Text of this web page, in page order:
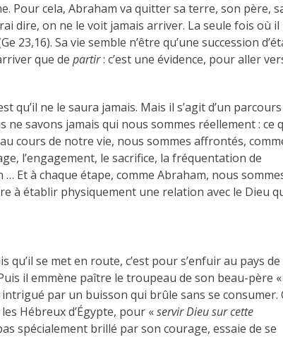
Pour cela, Abraham va quitter sa terre, son père,
dire, on ne le voit jamais arriver. La seule fois où il
23,16). Sa vie semble n’être qu’une succession
que de partir: c’est une évidence, pour aller
qu’il ne le saura jamais. Mais il s’agit d’un parcours
savons jamais qui nous sommes réellement : ce
cours de notre vie, nous sommes affrontés,
l’engagement, le sacrifice, la fréquentation de
Et à chaque étape, comme Abraham, nous
à établir physiquement une relation avec le Dieu
se met en route, c’est pour s’enfuir au pays de
il emmène paître le troupeau de son beau-père «
intrigué par un buisson qui brûle sans se consumer.
Hébreux d’Égypte, pour «servir Dieu sur cette
spécialement brillé par son courage, essaie de se